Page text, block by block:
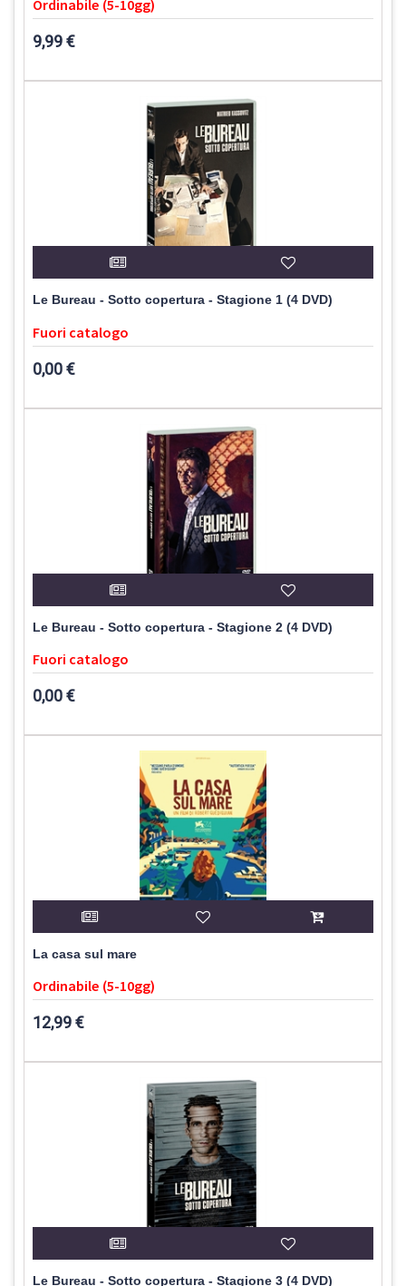
Ordinabile (5-10gg)
9,99 €
Le Bureau - Sotto copertura - Stagione 1 (4 DVD)
Fuori catalogo
0,00 €
Le Bureau - Sotto copertura - Stagione 2 (4 DVD)
Fuori catalogo
0,00 €
La casa sul mare
Ordinabile (5-10gg)
12,99 €
Le Bureau - Sotto copertura - Stagione 3 (4 DVD)